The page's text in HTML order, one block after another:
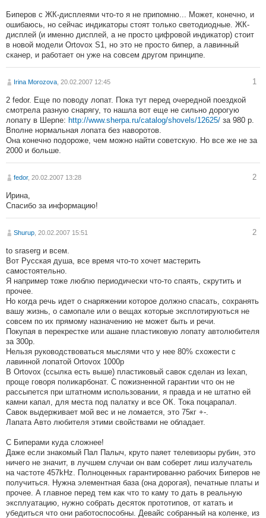
Биперов с ЖК-дисплеями что-то я не припомню... Может, конечно, и
ошибаюсь, но сейчас индикаторы стоят только светодиодные. ЖК-
дисплей (и именно дисплей, а не просто цифровой индикатор) стоит
в новой модели Ortovox S1, но это не просто бипер, а лавинный
сканер, и работает он уже на совсем другом принципе.
Irina Morozova , 20.02.2007 12:45 1
2 fedor. Еще по поводу лопат. Пока тут перед очередной поездкой
смотрела разную снарягу, то нашла вот еще не сильно дорогую
лопату в Шерпе: http://www.sherpa.ru/catalog/shovels/12625/ за 980 р.
Вполне нормальная лопата без наворотов.
Она конечно подороже, чем можно найти советскую. Но все же не за
2000 и больше.
fedor, 20.02.2007 13:28 2
Ирина,
Спасибо за информацию!
Shurup , 20.02.2007 15:51 2
to sraserg и всем.
Вот Русская душа, все время что-то хочет мастерить
самостоятельно.
Я например тоже люблю периодически что-то спаять, скрутить и
прочее.
Но когда речь идет о снаряжении которое должно спасать, сохранять
вашу жизнь, о самопале или о вещах которые эксплотируються не
совсем по их прямому назначению не может быть и речи.
Покупая в перекрестке или ашане пластиковую лопату автолюбителя
за 300р.
Нельзя руководствоваться мыслями что у нее 80% схожести с
лавинной лопатой Ortovox 1000р
В Ortovox (ссылка есть выше) пластиковый савок сделан из lexan,
проще говоря поликарбонат. С пожизненной гарантии что он не
рассыпется при штатномм использовании, я правда и не штатно ей
камни капал, для места под палатку и все ОК. Тока поцарапал.
Савок выдерживает мой вес и не ломается, это 75кг +-.
Лапата Авто любителя этими свойствами не обладает.
С Биперами куда сложнее!
Даже если знакомый Пал Палыч, круто паяет телевизоры рубин, это
ничего не значит, в лучшем случаи он вам соберет лиш излучатель
на частоте 457kHz. Полноценных гарантированно рабочих Биперов не
получиться. Нужна элементная база (она дорогая), печатные платы и
прочее. А главное перед тем как что то каму то дать в реальную
эксплуатацию, нужно собрать десяток прототипов, от катать и
убедиться что они работоспособны. Девайс собранный на коленке, из